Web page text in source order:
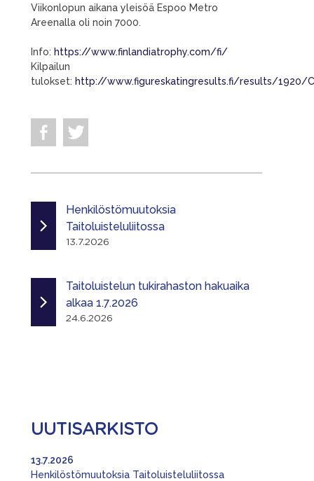
Viikonlopun aikana yleisöä Espoo Metro
Areenalla oli noin 7000.
Info: https://www.finlandiatrophy.com/fi/
Kilpailun
tulokset: http://www.figureskatingresults.fi/results/1920/
Henkilöstömuutoksia
Taitoluisteluliitossa
13.7.2026
Taitoluistelun tukirahaston hakuaika
alkaa 1.7.2026
24.6.2026
UUTISARKISTO
Henkilöstömuutoksia Taitoluisteluliitossa
13.7.2026